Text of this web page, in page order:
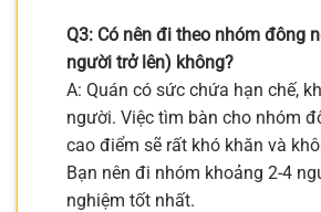
Q3: Có nên đi theo nhóm đông
người trở lên) không?
A: Quán có sức chứa hạn chế,
người. Việc tìm bàn cho nhóm
cao điểm sẽ rất khó khăn và
Bạn nên đi nhóm khoảng 2-4
nghiệm tốt nhất.